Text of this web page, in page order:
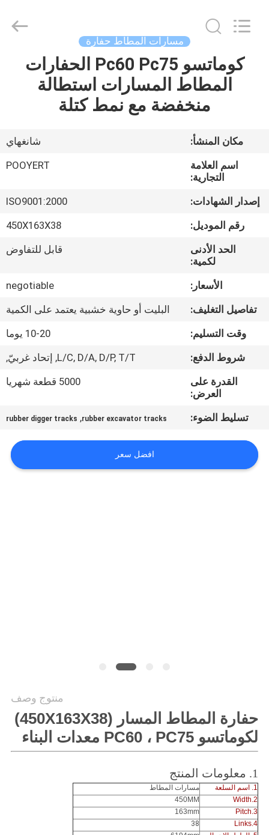
الصفحة
الرئيسية
معلومات
جولة
مراقبة
الجودة
اتصل
اطلب
اقتباس
NEWS
Reserved.
مسارات المطاط حفارة
كوماتسو Pc60 Pc75 الحفارات
المطاط المسارات استطالة
منخفضة مع نمط كتلة
مكان المنشأ:
شانغهاي
اسم العلامة
التجارية:
POOYERT
إصدار الشهادات:
ISO9001:2000
رقم الموديل:
450X163X38
الحد الأدنى
لكمية:
قابل للتفاوض
الأسعار:
negotiable
تفاصيل التغليف:
البليت أو حاوية خشبية يعتمد على الكمية
وقت التسليم:
10-20 يوما
شروط الدفع:
L/C, D/A, D/P, T/T, إتحاد غربيّ,
القدرة على
العرض:
5000 قطعة شهريا
تسليط الضوء: rubber excavator tracks
,
rubber digger tracks
افضل سعر
منتوج وصف
حفارة المطاط المسار (450X163X38)
لكوماتسو PC60 ، PC75 معدات البناء
1. معلومات المنتج
1. اسم السلعة
مسارات المطاط
2.Width
450MM
3.Pitch
163mm
4.Links
38